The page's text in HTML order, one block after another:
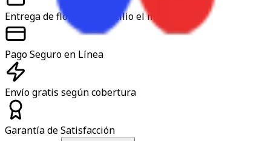
Entrega de flores a domicilio el mismo día
Pago Seguro en Línea
Envío gratis según cobertura
Garantía de Satisfacción